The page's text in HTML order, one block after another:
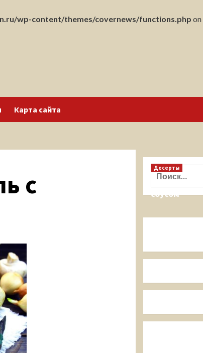
wp-content/themes/covernews/functions.php on
Карта сайта
с
Найти:
Десерты
Кекс на
соусом